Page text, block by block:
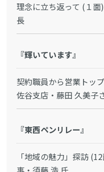
理念に立ち返って (１
長
『輝いています』
契約職員から営業トッ
佐谷支店・藤田 久美子
『東西ペンリレー』
「地域の魅力」探訪